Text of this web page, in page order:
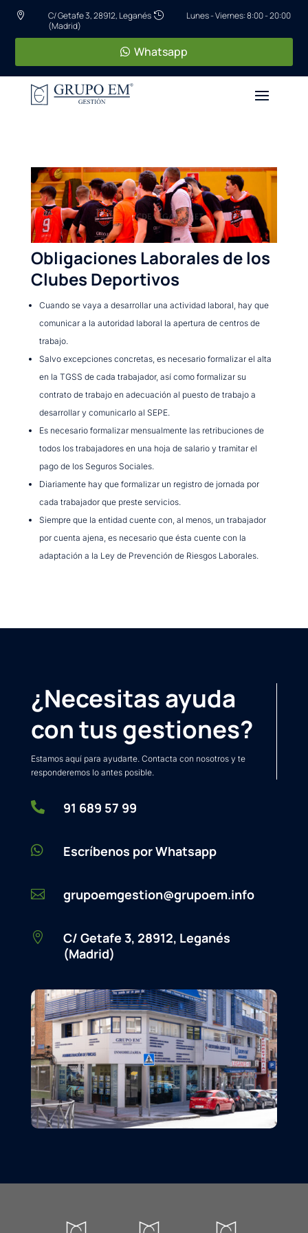

C/ Getafe 3, 28912, Leganés
(Madrid)
 Lunes - Viernes: 8:00 - 20:00
Whatsapp
Obligaciones Laborales de los
Clubes Deportivos
Cuando se vaya a desarrollar una actividad laboral, hay que
comunicar a la autoridad laboral la apertura de centros de
trabajo.
Salvo excepciones concretas, es necesario formalizar el alta
en la TGSS de cada trabajador, así como formalizar su
contrato de trabajo en adecuación al puesto de trabajo a
desarrollar y comunicarlo al SEPE.
Es necesario formalizar mensualmente las retribuciones de
todos los trabajadores en una hoja de salario y tramitar el
pago de los Seguros Sociales.
Diariamente hay que formalizar un registro de jornada por
cada trabajador que preste servicios.
Siempre que la entidad cuente con, al menos, un trabajador
por cuenta ajena, es necesario que ésta cuente con la
adaptación a la Ley de Prevención de Riesgos Laborales.
¿Necesitas ayuda
con tus gestiones?
Estamos aquí para ayudarte. Contacta con nosotros y te
responderemos lo antes posible.
 91 689 57 99
 Escríbenos por Whatsapp
 grupoemgestion@grupoem.info

C/ Getafe 3, 28912, Leganés
(Madrid)